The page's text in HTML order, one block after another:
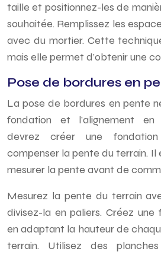
taille et positionnez-les de
souhaitée. Remplissez les
avec du mortier. Cette
mais elle permet d’obtenir une
Pose de bordures en
La pose de bordures en pente
fondation et l’alignement en
devrez créer une
compenser la pente du terrain.
mesurer la pente avant de
Mesurez la pente du terrain
divisez-la en paliers. Créez une
en adaptant la hauteur de
terrain. Utilisez des